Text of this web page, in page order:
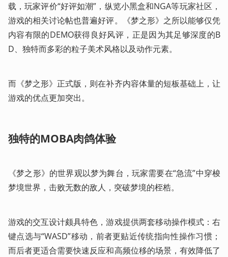
载，玩家评价“好评如潮”，纵览小黑盒和NGA等玩家社区，
游戏的相关讨论帖也普遍好评。《梦之形》之所以能够仅凭
内容有限的DEMO获得良好风评，正是因为其足够深度的B
D、独特而多彩的粒子美术风格以及动作元素。
而《梦之形》正式版，则在补齐内容体量的短板基础上，让
游戏的优点更加突出。
独特的MOBA肉鸽体验
《梦之形》的世界观以梦为舞台，玩家需要在“急流”中穿梭
梦境世界，击败无数的敌人，突破梦境的桎梏。
游戏的交互设计颇具特色，游戏提供两套移动操作模式：右
键点选与“WASD”移动，前者更贴近传统指向性操作习惯；
而后者更适合需要快速反应和高频位移的场景，有效降低了